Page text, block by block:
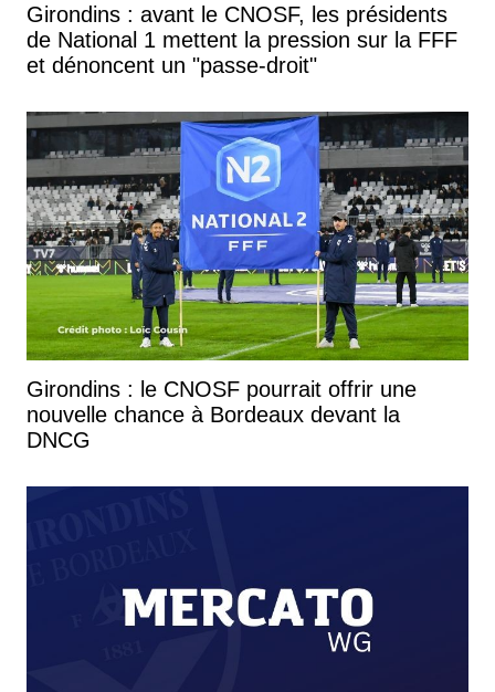
Girondins : avant le CNOSF, les présidents
de National 1 mettent la pression sur la FFF
et dénoncent un "passe-droit"
Girondins : le CNOSF pourrait offrir une
nouvelle chance à Bordeaux devant la
DNCG